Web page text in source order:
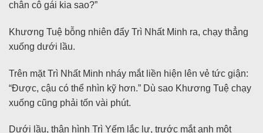
chân cô gái kia sao?”
Khương Tuệ bỗng nhiên đẩy Trì Nhất Minh ra, chạy thẳng
xuống dưới lầu.
Trên mặt Trì Nhất Minh nháy mắt liền hiện lên vẻ tức giận:
“Được, cậu có thể nhìn kỹ hơn.” Dù sao Khương Tuệ chạy
xuống cũng phải tốn vài phút.
Dưới lầu, thân hình Trì Yếm lắc lư, trước mắt anh một